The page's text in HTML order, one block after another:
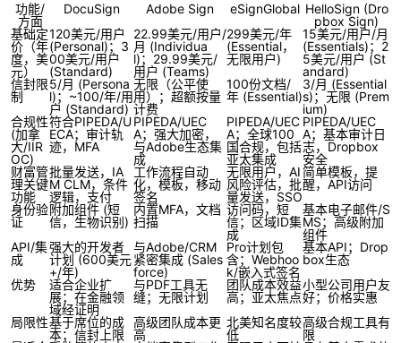
功能/
方面
DocuSign Adobe Sign eSignGlobal HelloSign (Dro
pbox Sign)
基础定
价（年
度，美
元）
120美元/用户
(Personal)；3
00美元/用户
(Standard)
22.99美元/用户/
月 (Individua
l)；29.99美元/
用户 (Teams)
299美元/年
(Essential，
无限用户)
15美元/用户/月
(Essentials)；2
5美元/用户 (St
andard)
信封限
制
5/月 (Persona
l)；~100/年/用
户 (Standard)
无限（公平使
用）；超额按量
计费
100份文档/
年 (Essential)
3/月 (Essential
s)；无限 (Prem
ium)
合规性
(加拿
大/IIR
OC)
符合PIPEDA/U
ECA；审计轨
迹，MFA
PIPEDA/UEC
A；强大加密，
与Adobe生态集
成
PIPEDA/UEC
A；全球100
国合规，包括
亚太集成
PIPEDA/UEC
A；基本审计日
志，Dropbox
安全
财富管
理关键
功能
批量发送，IA
M CLM，条件
逻辑，支付
工作流程自动
化，模板，移动
签名
无限用户，AI
风险评估，批
量发送，SSO
简单模板，提
醒，API访问
身份验
证
附加组件 (短
信，生物识别)
内置MFA，文档
扫描
访问码，短
信；区域ID集
成
基本电子邮件/S
MS；高级附加
组件
API/集
成
强大的开发者
计划 (600美元
+/年)
与Adobe/CRM
紧密集成 (Sales
force)
Pro计划包
含；Webhoo
k/嵌入式签名
基本API；Drop
box生态
优势
适合企业扩
展；在金融领
域经证明
与PDF工具无
缝；无限计划
团队成本效益
高；亚太焦点
小型公司用户友
好；价格实惠
局限性基于席位的成
本；信封上限
高级团队成本更
高
北美知名度较
低
高级合规工具有
限